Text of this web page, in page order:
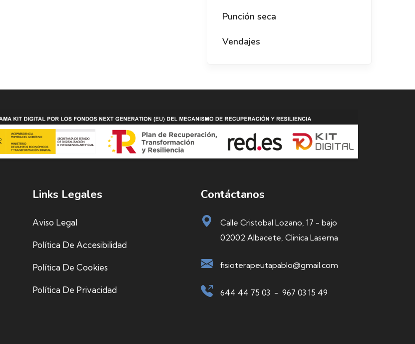
Punción seca
Vendajes
Links Legales
Aviso Legal
Política De Accesibilidad
Política De Cookies
Política De Privacidad
Contáctanos
Calle Cristobal Lozano, 17 - bajo
02002 Albacete, Clinica Laserna
fisioterapeutapablo@gmail.com
644 44 75 03 - 967 03 15 49